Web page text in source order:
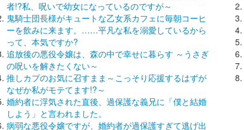
者!?私、呪いで幼女になっているのですが～
鬼騎士団長様がキュートな乙女系カフェに毎朝コーヒ
ーを飲みに来ます。……平凡な私を溺愛しているから
って、本気ですか?
追放後の悪役令嬢は、森の中で幸せに暮らす ～うさぎ
の呪いを解きたくない～
推しカプのお気に召すまま～こっそり応援するはずが
なぜか私がモテてます!?～
婚約者に浮気された直後、過保護な義兄に「僕と結婚
しよう」と言われました。
病弱な悪役令嬢ですが、婚約者が過保護すぎて逃げ出